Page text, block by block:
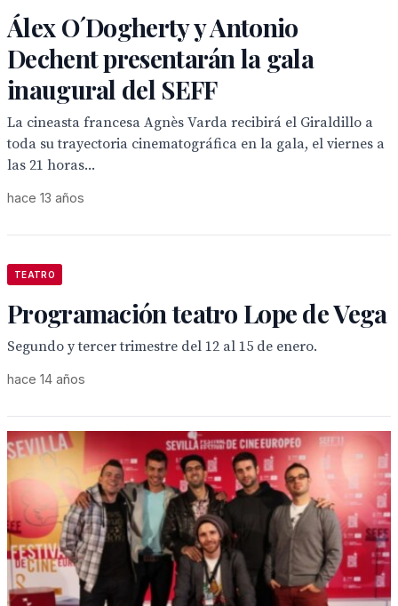
Álex O´Dogherty y Antonio
Dechent presentarán la gala
inaugural del SEFF
La cineasta francesa Agnès Varda recibirá el Giraldillo a
toda su trayectoria cinematográfica en la gala, el viernes a
las 21 horas...
hace 13 años
TEATRO
Programación teatro Lope de Vega
Segundo y tercer trimestre del 12 al 15 de enero.
hace 14 años